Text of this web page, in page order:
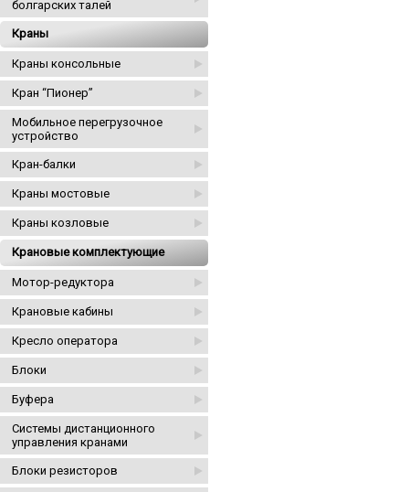
болгарских талей
Краны
Краны консольные
Кран “Пионер”
Мобильное перегрузочное
устройство
Кран-балки
Краны мостовые
Краны козловые
Крановые комплектующие
Мотор-редуктора
Крановые кабины
Кресло оператора
Блоки
Буфера
Системы дистанционного
управления кранами
Блоки резисторов